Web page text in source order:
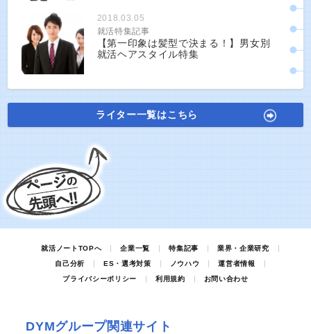
2018.03.05
就活特集記事
【第一印象は髪型で決まる！】男女別
就活ヘアスタイル特集
ライター一覧はこちら
就活ノートTOPへ 企業一覧 特集記事
業界・企業研究
自己分析
ES・選考対策 ノウハウ
運営者情報
プライバシーポリシー
利用規約 お問い合わせ
DYMグループ関連サイト